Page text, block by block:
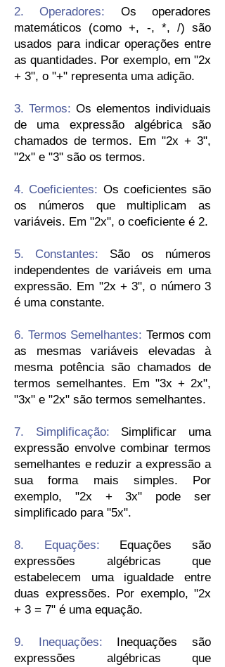
2. Operadores: Os operadores
matemáticos (como +, -, *, /) são
usados para indicar operações entre
as quantidades. Por exemplo, em "2x
+ 3", o "+" representa uma adição.
3. Termos: Os elementos individuais
de uma expressão algébrica são
chamados de termos. Em "2x + 3",
"2x" e "3" são os termos.
4. Coeficientes: Os coeficientes são
os números que multiplicam as
variáveis. Em "2x", o coeficiente é 2.
5. Constantes: São os números
independentes de variáveis em uma
expressão. Em "2x + 3", o número 3
é uma constante.
6. Termos Semelhantes: Termos com
as mesmas variáveis elevadas à
mesma potência são chamados de
termos semelhantes. Em "3x + 2x",
"3x" e "2x" são termos semelhantes.
7. Simplificação: Simplificar uma
expressão envolve combinar termos
semelhantes e reduzir a expressão a
sua forma mais simples. Por
exemplo, "2x + 3x" pode ser
simplificado para "5x".
8. Equações: Equações são
expressões algébricas que
estabelecem uma igualdade entre
duas expressões. Por exemplo, "2x
+ 3 = 7" é uma equação.
9. Inequações: Inequações são
expressões algébricas que